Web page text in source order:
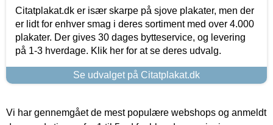
Citatplakat.dk er især skarpe på sjove plakater, men der
er lidt for enhver smag i deres sortiment med over 4.000
plakater. Der gives 30 dages bytteservice, og levering
på 1-3 hverdage. Klik her for at se deres udvalg.
Se udvalget på Citatplakat.dk
Vi har gennemgået de mest populære webshops og anmeldt